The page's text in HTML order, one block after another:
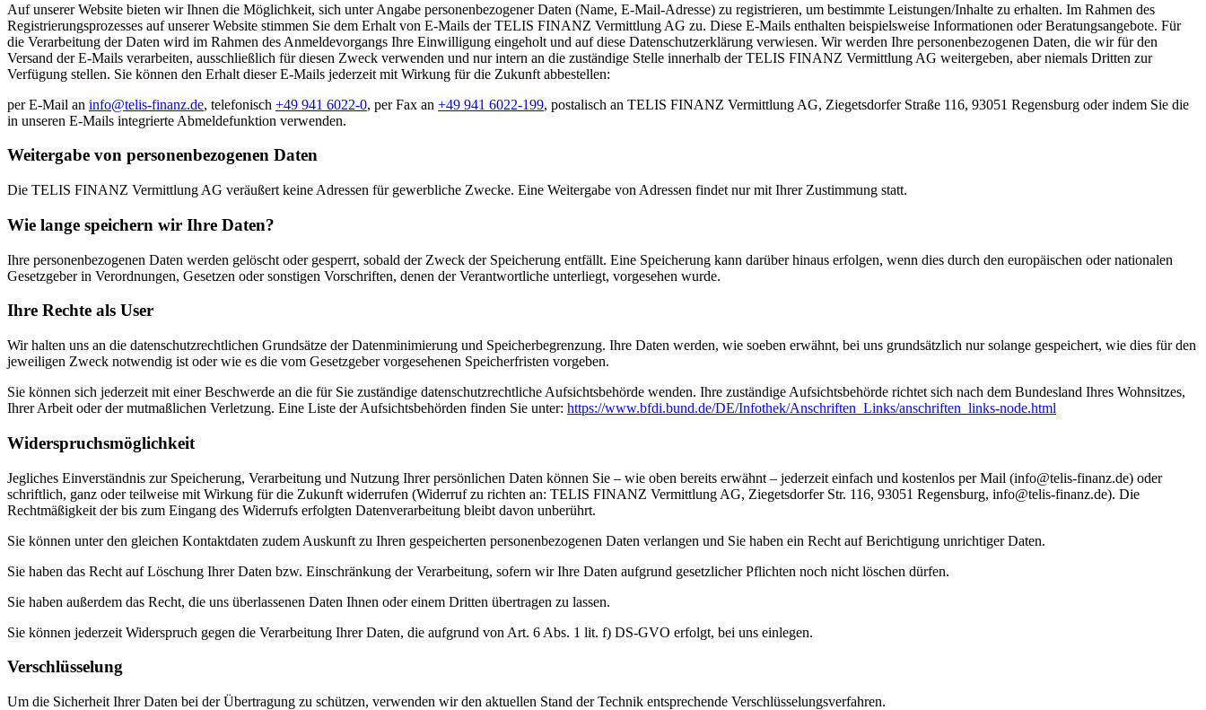
Auf unserer Website bieten wir Ihnen die Möglichkeit, sich unter Angabe personenbezogener Daten (Name, E-Mail-Adresse) zu registrieren, um bestimmte Leistungen/Inhalte zu erhalten. Im Rahmen des
Registrierungsprozesses auf unserer Website stimmen Sie dem Erhalt von E-Mails der TELIS FINANZ Vermittlung AG zu. Diese E-Mails enthalten beispielsweise Informationen oder Beratungsangebote. Für
die Verarbeitung der Daten wird im Rahmen des Anmeldevorgangs Ihre Einwilligung eingeholt und auf diese Datenschutzerklärung verwiesen. Wir werden Ihre personenbezogenen Daten, die wir für den
Versand der E-Mails verarbeiten, ausschließlich für diesen Zweck verwenden und nur intern an die zuständige Stelle innerhalb der TELIS FINANZ Vermittlung AG weitergeben, aber niemals Dritten zur
Verfügung stellen. Sie können den Erhalt dieser E-Mails jederzeit mit Wirkung für die Zukunft abbestellen:
per E-Mail an info@telis-finanz.de, telefonisch +49 941 6022-0, per Fax an +49 941 6022-199, postalisch an TELIS FINANZ Vermittlung AG, Ziegetsdorfer Straße 116, 93051 Regensburg oder indem Sie die
in unseren E-Mails integrierte Abmeldefunktion verwenden.
Weitergabe von personenbezogenen Daten
Die TELIS FINANZ Vermittlung AG veräußert keine Adressen für gewerbliche Zwecke. Eine Weitergabe von Adressen findet nur mit Ihrer Zustimmung statt.
Wie lange speichern wir Ihre Daten?
Ihre personenbezogenen Daten werden gelöscht oder gesperrt, sobald der Zweck der Speicherung entfällt. Eine Speicherung kann darüber hinaus erfolgen, wenn dies durch den europäischen oder nationalen
Gesetzgeber in Verordnungen, Gesetzen oder sonstigen Vorschriften, denen der Verantwortliche unterliegt, vorgesehen wurde.
Ihre Rechte als User
Wir halten uns an die datenschutzrechtlichen Grundsätze der Datenminimierung und Speicherbegrenzung. Ihre Daten werden, wie soeben erwähnt, bei uns grundsätzlich nur solange gespeichert, wie dies für den
jeweiligen Zweck notwendig ist oder wie es die vom Gesetzgeber vorgesehenen Speicherfristen vorgeben.
Sie können sich jederzeit mit einer Beschwerde an die für Sie zuständige datenschutzrechtliche Aufsichtsbehörde wenden. Ihre zuständige Aufsichtsbehörde richtet sich nach dem Bundesland Ihres Wohnsitzes,
Ihrer Arbeit oder der mutmaßlichen Verletzung. Eine Liste der Aufsichtsbehörden finden Sie unter: https://www.bfdi.bund.de/DE/Infothek/Anschriften_Links/anschriften_links-node.html
Widerspruchsmöglichkeit
Jegliches Einverständnis zur Speicherung, Verarbeitung und Nutzung Ihrer persönlichen Daten können Sie – wie oben bereits erwähnt – jederzeit einfach und kostenlos per Mail (info@telis-finanz.de) oder
schriftlich, ganz oder teilweise mit Wirkung für die Zukunft widerrufen (Widerruf zu richten an: TELIS FINANZ Vermittlung AG, Ziegetsdorfer Str. 116, 93051 Regensburg, info@telis-finanz.de). Die
Rechtmäßigkeit der bis zum Eingang des Widerrufs erfolgten Datenverarbeitung bleibt davon unberührt.
Sie können unter den gleichen Kontaktdaten zudem Auskunft zu Ihren gespeicherten personenbezogenen Daten verlangen und Sie haben ein Recht auf Berichtigung unrichtiger Daten.
Sie haben das Recht auf Löschung Ihrer Daten bzw. Einschränkung der Verarbeitung, sofern wir Ihre Daten aufgrund gesetzlicher Pflichten noch nicht löschen dürfen.
Sie haben außerdem das Recht, die uns überlassenen Daten Ihnen oder einem Dritten übertragen zu lassen.
Sie können jederzeit Widerspruch gegen die Verarbeitung Ihrer Daten, die aufgrund von Art. 6 Abs. 1 lit. f) DS-GVO erfolgt, bei uns einlegen.
Verschlüsselung
Um die Sicherheit Ihrer Daten bei der Übertragung zu schützen, verwenden wir den aktuellen Stand der Technik entsprechende Verschlüsselungsverfahren.